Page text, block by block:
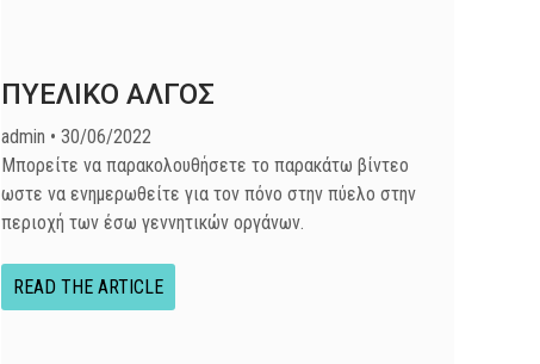
ΠΥΕΛΙΚΟ ΑΛΓΟΣ
admin
30/06/2022
Μπορείτε να παρακολουθήσετε το παρακάτω βίντεο
ωστε να ενημερωθείτε για τον πόνο στην πύελο στην
περιοχή των έσω γεννητικών οργάνων.
READ THE ARTICLE